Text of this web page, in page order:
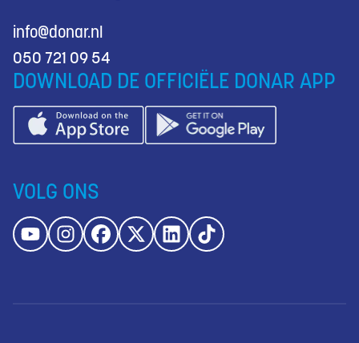
info@donar.nl
050 721 09 54
DOWNLOAD DE OFFICIËLE DONAR APP
VOLG ONS